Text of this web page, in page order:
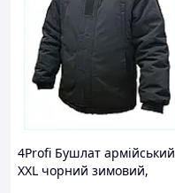
4Profi Бушлат армійський
XXL чорний зимовий,